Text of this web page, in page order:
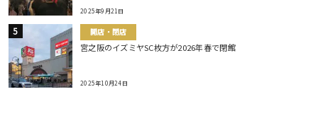
2025年9月21日
開店・閉店
宮之阪のイズミヤSC枚方が2026年春で閉館
2025年10月24日